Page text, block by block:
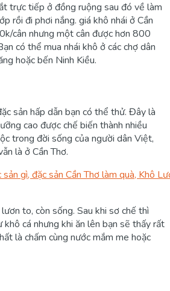
trực tiếp ở đồng ruộng sau đó về làm
rồi đi phơi nắng. giá khô nhái ở Cần
cân nhưng một cân được hơn 800
có thể mua nhái khô ở các chợ dân
hoặc bến Ninh Kiều.
sản hấp dẫn bạn có thể thử. Đây là
cao được chế biến thành nhiều
trong đời sống của người dân Việt,
là ở Cần Thơ.
to, còn sống. Sau khi sơ chế thì
cá nhưng khi ăn lên bạn sẽ thấy rất
là chấm cùng nước mắm me hoặc